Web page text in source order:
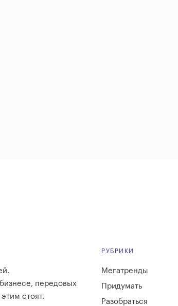
передовых
стоят.
РУБРИКИ
Мегатренды
Придумать
Разобраться